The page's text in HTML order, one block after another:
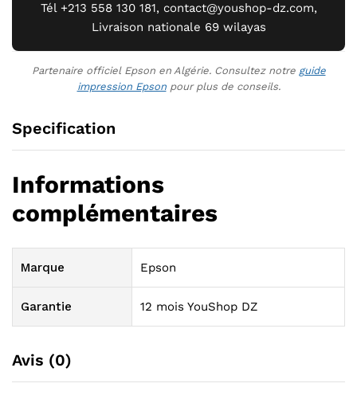
Tél +213 558 130 181, contact@youshop-dz.com,
Livraison nationale 69 wilayas
Partenaire officiel Epson en Algérie. Consultez notre guide
impression Epsonpour plus de conseils.
Specification
Informations
complémentaires
Marque Epson
Garantie 12 mois YouShop DZ
Avis (0)